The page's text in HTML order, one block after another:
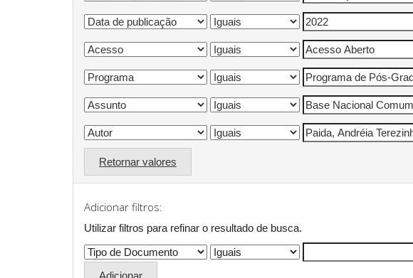
Retornar valores
Adicionar filtros:
Utilizar filtros para refinar o resultado de busca.